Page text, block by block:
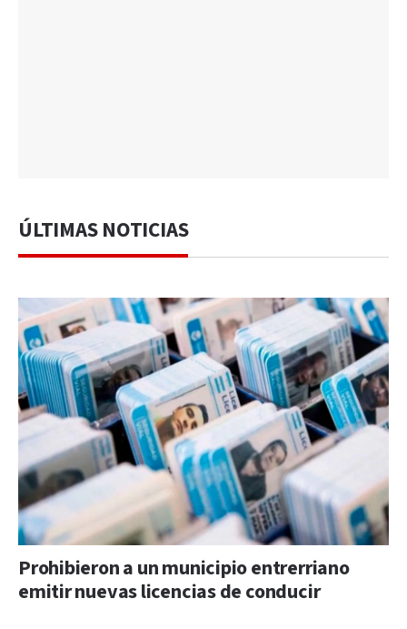
ÚLTIMAS NOTICIAS
Prohibieron a un municipio entrerriano
emitir nuevas licencias de conducir